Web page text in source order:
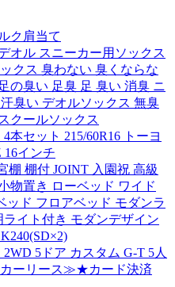
ク肩当て
オル スニーカー用ソックス
クス 臭わない 臭くならな
の臭い 足臭 足 臭い 消臭 ニ
臭い デオルソックス 無臭
クールソックス
本セット 215/60R16 トーヨ
16インチ
棚 棚付 JOINT 入園祝 高級
物置き ローベッド ワイド
ッド フロアベッド モダンラ
イト付き モダンデザイン
5ドア カスタム G-T 5人
ーリース≫★カード決済